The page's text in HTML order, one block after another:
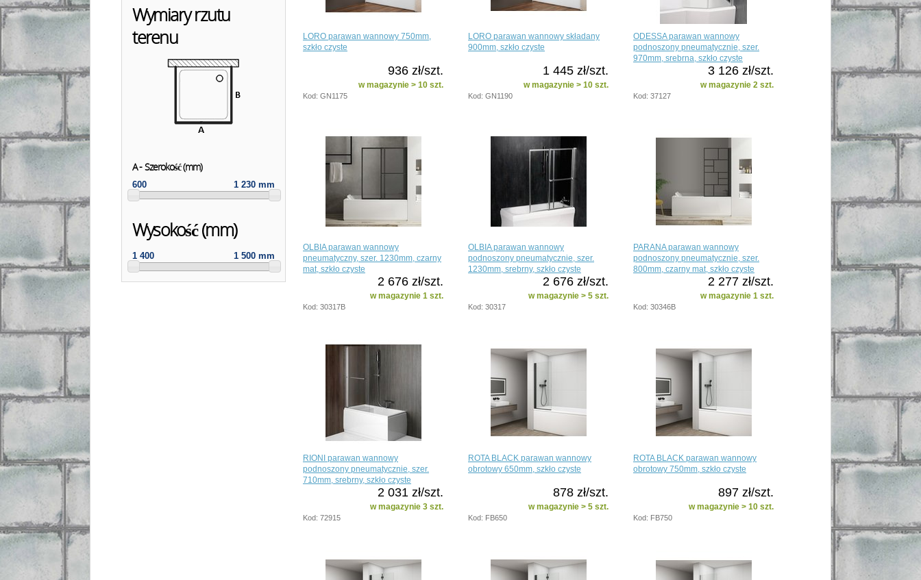
Wymiary rzutu
terenu
A - Szerokość (mm)
600 1 230 mm
Wysokość (mm)
1 400 1 500 mm
LORO parawan wannowy 750mm,
szkło czyste
936 zł/szt.
w magazynie > 10 szt.
Kod: GN1175
LORO parawan wannowy składany
900mm, szkło czyste
1 445 zł/szt.
w magazynie > 10 szt.
Kod: GN1190
ODESSA parawan wannowy
podnoszony pneumatycznie, szer.
970mm, srebrna, szkło czyste
3 126 zł/szt.
w magazynie 2 szt.
Kod: 37127
OLBIA parawan wannowy
pneumatyczny, szer. 1230mm, czarny
mat, szkło czyste
2 676 zł/szt.
w magazynie 1 szt.
Kod: 30317B
OLBIA parawan wannowy
podnoszony pneumatycznie, szer.
1230mm, srebrny, szkło czyste
2 676 zł/szt.
w magazynie > 5 szt.
Kod: 30317
PARANA parawan wannowy
podnoszony pneumatycznie, szer.
800mm, czarny mat, szkło czyste
2 277 zł/szt.
w magazynie 1 szt.
Kod: 30346B
RIONI parawan wannowy
podnoszony pneumatycznie, szer.
710mm, srebrny, szkło czyste
2 031 zł/szt.
w magazynie 3 szt.
Kod: 72915
ROTA BLACK parawan wannowy
obrotowy 650mm, szkło czyste
878 zł/szt.
w magazynie > 5 szt.
Kod: FB650
ROTA BLACK parawan wannowy
obrotowy 750mm, szkło czyste
897 zł/szt.
w magazynie > 10 szt.
Kod: FB750